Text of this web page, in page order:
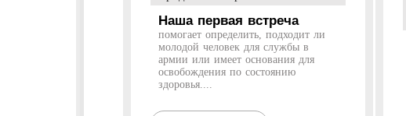
Наша первая встреча
помогает определить, подходит ли
молодой человек для службы в
армии или имеет основания для
освобождения по состоянию
здоровья....